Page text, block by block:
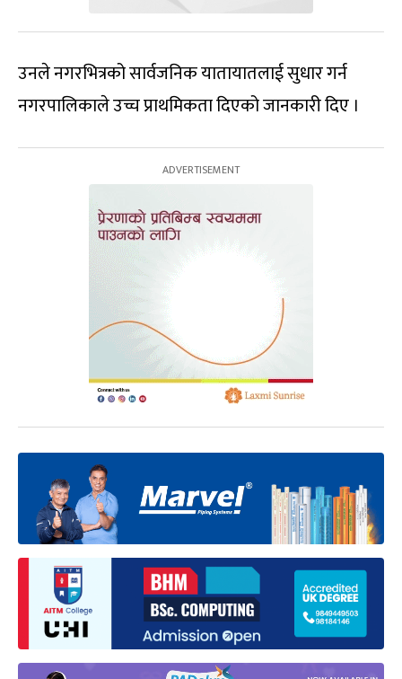
उनले नगरभित्रको सार्वजनिक यातायातलाई सुधार गर्न
नगरपालिकाले उच्च प्राथमिकता दिएको जानकारी दिए ।